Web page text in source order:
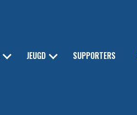
JEUGD SUPPORTERS